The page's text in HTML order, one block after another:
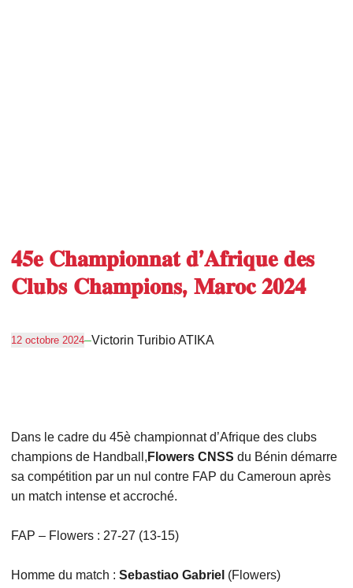
𝟒𝟓𝐞 𝐂𝐡𝐚𝐦𝐩𝐢𝐨𝐧𝐧𝐚𝐭 𝐝’𝐀𝐟𝐫𝐢𝐪𝐮𝐞 𝐝𝐞𝐬
𝐂𝐥𝐮𝐛𝐬 𝐂𝐡𝐚𝐦𝐩𝐢𝐨𝐧𝐬, 𝐌𝐚𝐫𝐨𝐜 𝟐𝟎𝟐𝟒
12 octobre 2024–Victorin Turibio ATIKA
Dans le cadre du 45è championnat d’Afrique des clubs
champions de Handball, Flowers CNSS du Bénin démarre
sa compétition par un nul contre FAP du Cameroun après
un match intense et accroché.
FAP – Flowers : 27-27 (13-15)
Homme du match : Sebastiao Gabriel (Flowers)